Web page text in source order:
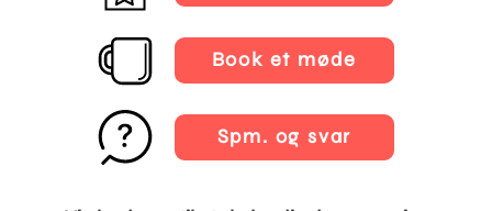
Book et møde
Spm. og svar